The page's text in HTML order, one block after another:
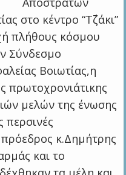
στο κέντρο “Τ΄ζάκι”
πλήθους κόσμου
Σύνδεσμο
Βοιωτίας,η
πρωτοχρονιάτικης
μελών της ένωσης
περσινές
πρόεδρος κ.Δημήτρης
και το